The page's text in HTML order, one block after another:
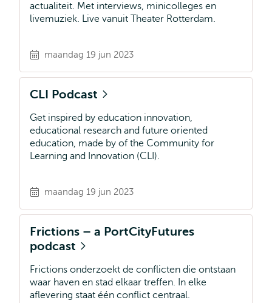
actualiteit. Met interviews, minicolleges en
livemuziek. Live vanuit Theater Rotterdam.
maandag 19 jun 2023
CLI Podcast
Get inspired by education innovation,
educational research and future oriented
education, made by of the Community for
Learning and Innovation (CLI).
maandag 19 jun 2023
Frictions – a PortCityFutures
podcast
Frictions onderzoekt de conflicten die ontstaan
waar haven en stad elkaar treffen. In elke
aflevering staat één conflict centraal.